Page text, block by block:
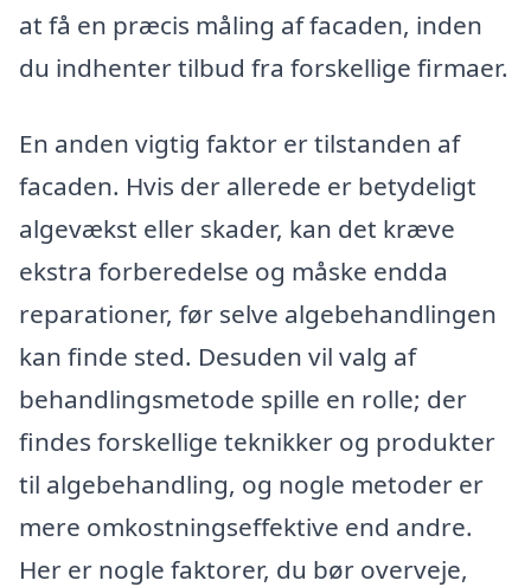
at få en præcis måling af facaden, inden
du indhenter tilbud fra forskellige firmaer.
En anden vigtig faktor er tilstanden af
facaden. Hvis der allerede er betydeligt
algevækst eller skader, kan det kræve
ekstra forberedelse og måske endda
reparationer, før selve algebehandlingen
kan finde sted. Desuden vil valg af
behandlingsmetode spille en rolle; der
findes forskellige teknikker og produkter
til algebehandling, og nogle metoder er
mere omkostningseffektive end andre.
Her er nogle faktorer, du bør overveje,